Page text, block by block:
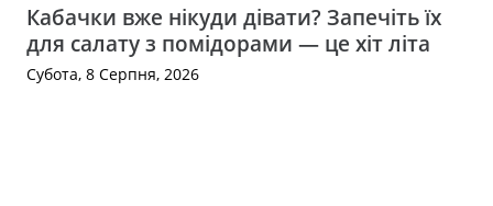
Кабачки вже нікуди дівати? Запечіть їх
для салату з помідорами — це хіт літа
Субота, 8 Серпня, 2026